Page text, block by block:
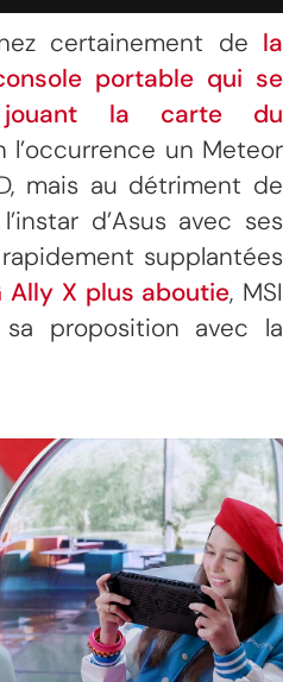
certainement de la
portable qui se
la carte du
l’occurrence un Meteor
mais au détriment de
d’Asus avec ses
supplantées
Ally X plus aboutie, MSI
sa proposition avec la